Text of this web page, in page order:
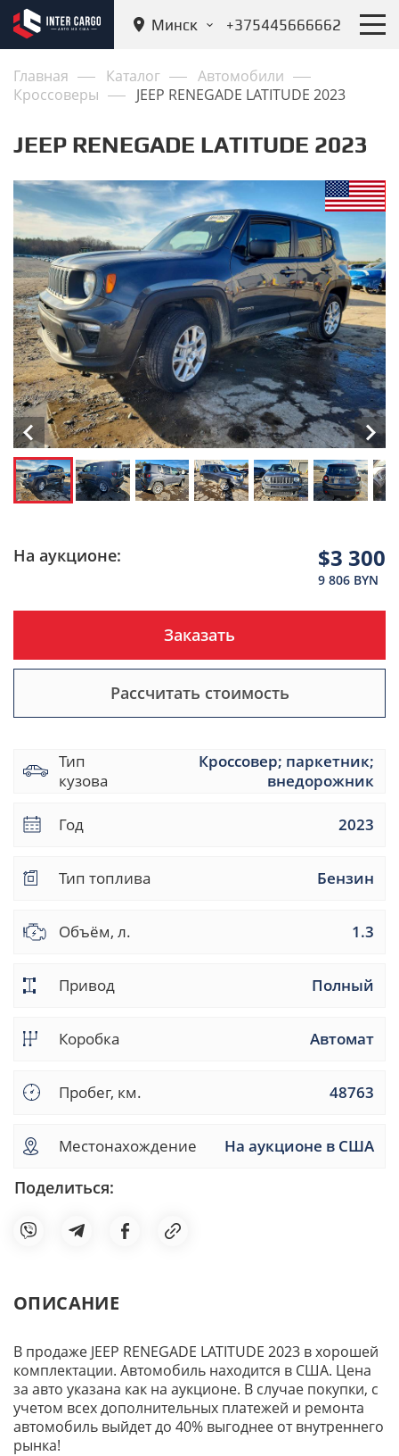
Минск +375445666662
Главная Каталог
Автомобили
Кроссоверы
JEEP RENEGADE LATITUDE 2023
JEEP RENEGADE LATITUDE 2023
На аукционе: $3 300
9 806 BYN
Заказать
Рассчитать стоимость
Тип
кузова
Кроссовер; паркетник;
внедорожник
Год 2023
Тип топлива Бензин
Объём, л. 1.3
Привод Полный
Коробка Автомат
Пробег, км. 48763
Местонахождение На аукционе в США
Поделиться:
ОПИСАНИЕ
В продаже JEEP RENEGADE LATITUDE 2023 в хорошей
комплектации. Автомобиль находится в США. Цена
за авто указана как на аукционе. В случае покупки, с
учетом всех дополнительных платежей и ремонта
автомобиль выйдет до 40% выгоднее от внутреннего
рынка!